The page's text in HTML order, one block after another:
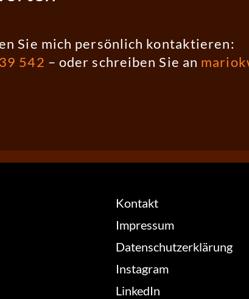
Sie mich persönlich kontaktieren:
542 – oder schreiben Sie an
Kontakt
Impressum
Datenschutzerklärung
Instagram
LinkedIn